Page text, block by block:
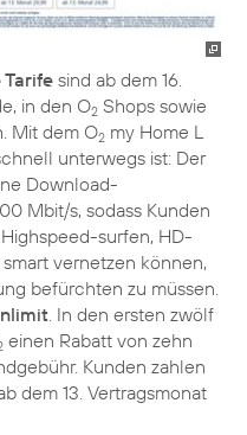
Tarife sind ab dem 16.
in den O2 Shops sowie
Mit dem O2 my Home L
unterwegs ist: Der
Download-
Mbit/s, sodass Kunden
surfen, HD-
vernetzen können,
befürchten zu müssen.
. In den ersten zwölf
einen Rabatt von zehn
Kunden zahlen
dem 13. Vertragsmonat